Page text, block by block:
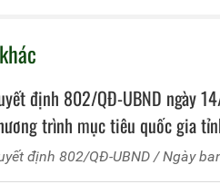
định 802/QĐ-UBND ngày
trình mục tiêu quốc gia
định 802/QĐ-UBND / Ngày